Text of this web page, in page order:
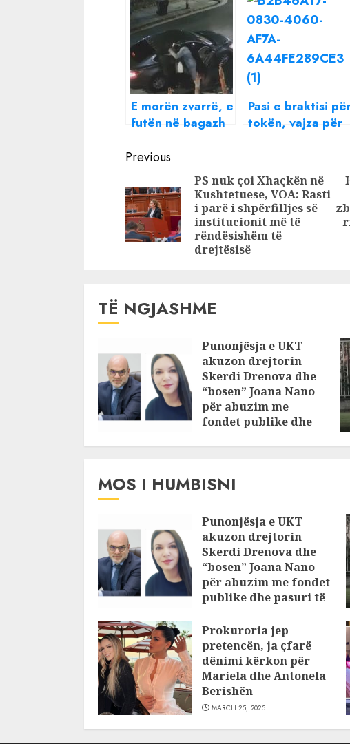
E morën zvarrë, e
futën në bagazh
kanal/ Të riun në
peng familjarët
pasi zbuluan
lidhjen me vajzën
e tyre të martuar
Pasi e braktisi
tokën, vajza për
qelbësira, o
ndyraveshe,
plakë e fëlliqur
Continue
Reading
Previous
PS nuk çoi Xhaçkën në
Kushtetuese, VOA: Rasti
i parë i shpërfilljes së
institucionit më të
rëndësishëm të
drejtësisë
TË NGJASHME
Punonjësja e UKT
akuzon drejtorin
Skerdi Drenova dhe
“bosen” Joana Nano
për abuzim me
fondet publike dhe
MOS I HUMBISNI
Punonjësja e UKT
akuzon drejtorin
Skerdi Drenova dhe
“bosen” Joana Nano
për abuzim me fondet
publike dhe pasuri të
JULY 24, 2025
Prokuroria jep
pretencën, ja çfarë
dënimi kërkon për
Mariela dhe Antonela
Berishën
MARCH 25, 2025